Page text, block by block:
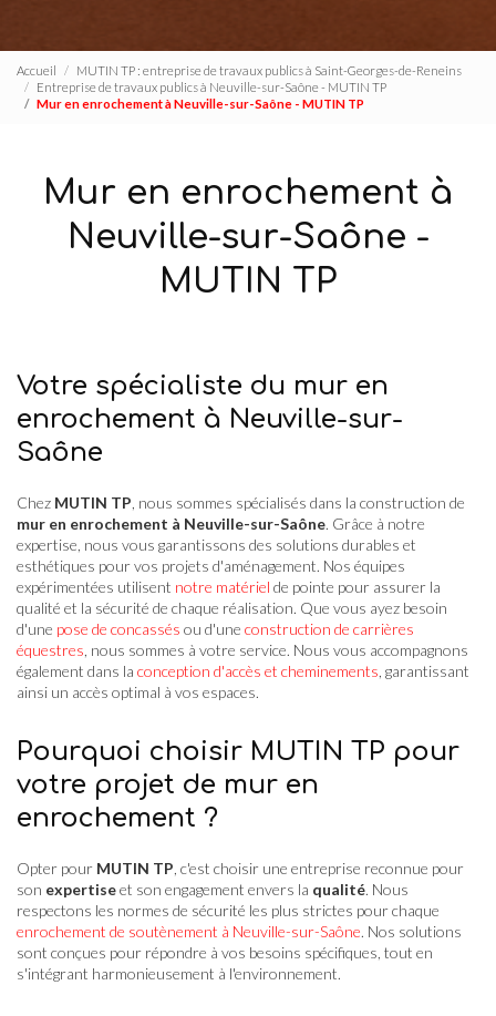
Accueil
MUTIN TP : entreprise de travaux publics à Saint-Georges-de-Reneins
Entreprise de travaux publics à Neuville-sur-Saône - MUTIN TP
Mur en enrochement à Neuville-sur-Saône - MUTIN TP
Mur en enrochement à
Neuville-sur-Saône -
MUTIN TP
Votre spécialiste du mur en
enrochement à Neuville-sur-
Saône
Chez MUTIN TP , nous sommes spécialisés dans la construction de
mur en enrochement à Neuville-sur-Saône. Grâce à notre
expertise, nous vous garantissons des solutions durables et
esthétiques pour vos projets d'aménagement. Nos équipes
expérimentées utilisent notre matériel de pointe pour assurer la
qualité et la sécurité de chaque réalisation. Que vous ayez besoin
d'une pose de concassés ou d'une construction de carrières
équestres , nous sommes à votre service. Nous vous accompagnons
également dans la conception d'accès et cheminements , garantissant
ainsi un accès optimal à vos espaces.
Pourquoi choisir MUTIN TP pour
votre projet de mur en
enrochement ?
Opter pour MUTIN TP , c'est choisir une entreprise reconnue pour
son expertiseet son engagement envers la qualité. Nous
respectons les normes de sécurité les plus strictes pour chaque
enrochement de soutènement à Neuville-sur-Saône. Nos solutions
sont conçues pour répondre à vos besoins spécifiques, tout en
s'intégrant harmonieusement à l'environnement.